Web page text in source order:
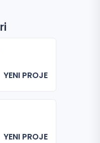
YENI PROJE
YENI PROJE